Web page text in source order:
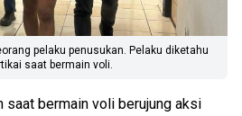
pelaku penusukan. Pelaku diketahu
saat bermain voli.
saat bermain voli berujung aksi